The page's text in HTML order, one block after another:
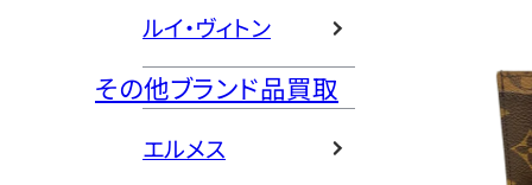
ルイ・ヴィトン
その他ブランド品買取
エルメス